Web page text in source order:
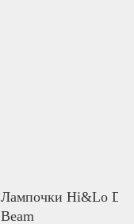
Лампочки Hi&Lo
Beam